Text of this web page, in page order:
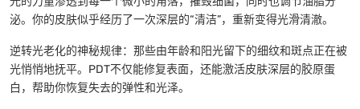
泌。你的皮肤似乎经历了一次深层的“清洁”，重新变得光滑清澈。
逆转光老化的神秘规律：那些由年龄和阳光留下的细纹和斑点正在被
光悄悄地抚平。PDT不仅能修复表面，还能激活皮肤深层的胶原蛋
白，帮助你恢复失去的弹性和光泽。